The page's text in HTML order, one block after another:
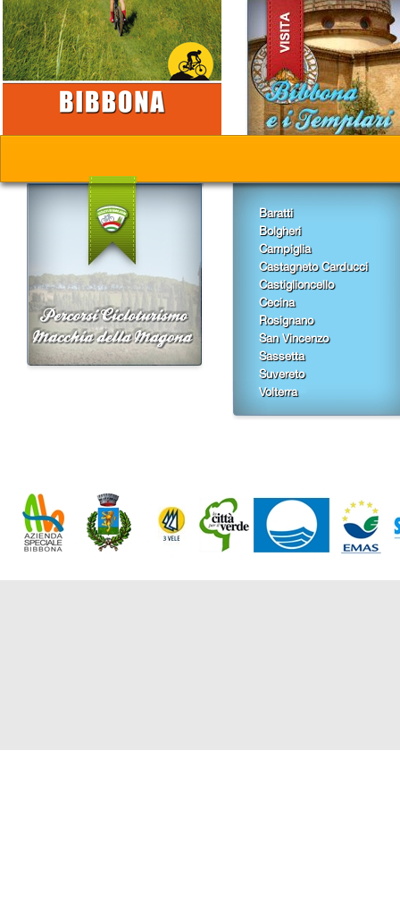
Baratti
Bolgheri
Campiglia
Castagneto Carducci
Castiglioncello
Cecina
Rosignano
San Vincenzo
Sassetta
Suvereto
Volterra